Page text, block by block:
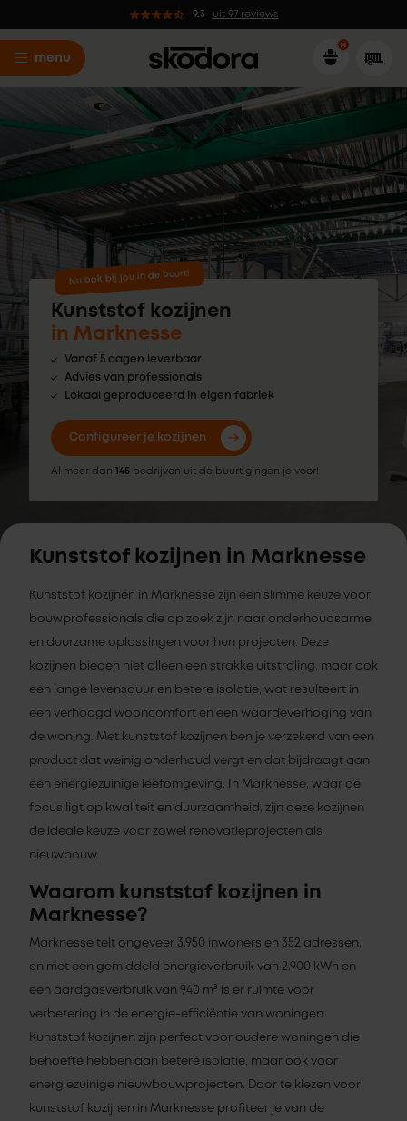
9.3 uit 97 reviews
menu
Nu ook bij jou in de buurt!
Kunststof kozijnen
in Marknesse
Vanaf 5 dagen leverbaar
Advies van professionals
Lokaal geproduceerd in eigen fabriek
Configureer je kozijnen
Al meer dan 145 bedrijven uit de buurt gingen je voor!
Kunststof kozijnen in Marknesse
Kunststof kozijnen in Marknesse zijn een slimme keuze voor
bouwprofessionals die op zoek zijn naar onderhoudsarme
en duurzame oplossingen voor hun projecten. Deze
kozijnen bieden niet alleen een strakke uitstraling, maar ook
een lange levensduur en betere isolatie, wat resulteert in
een verhoogd wooncomfort en een waardeverhoging van
de woning. Met kunststof kozijnen ben je verzekerd van een
product dat weinig onderhoud vergt en dat bijdraagt aan
een energiezuinige leefomgeving. In Marknesse, waar de
focus ligt op kwaliteit en duurzaamheid, zijn deze kozijnen
de ideale keuze voor zowel renovatieprojecten als
nieuwbouw.
Waarom kunststof kozijnen in
Marknesse?
Marknesse telt ongeveer 3.950 inwoners en 352 adressen,
en met een gemiddeld energieverbruik van 2.900 kWh en
een aardgasverbruik van 940 m³ is er ruimte voor
verbetering in de energie-efficiëntie van woningen.
Kunststof kozijnen zijn perfect voor oudere woningen die
behoefte hebben aan betere isolatie, maar ook voor
energiezuinige nieuwbouwprojecten. Door te kiezen voor
kunststof kozijnen in Marknesse profiteer je van de